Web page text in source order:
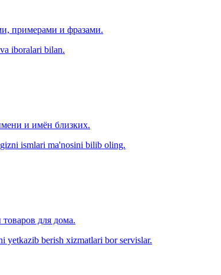
примерами и фразами.
iboralari bilan.
и имён близких.
ismlari ma'nosini bilib oling.
для дома.
yetkazib berish xizmatlari bor servislar.